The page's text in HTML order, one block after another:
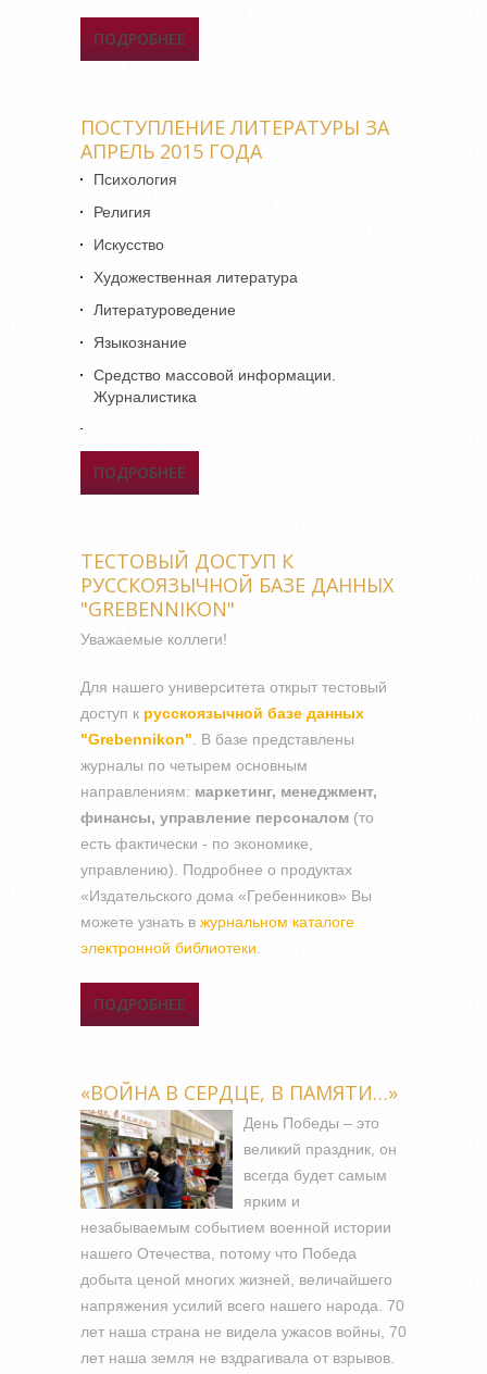
ПОДРОБНЕЕ
ЛИТЕРАТУРЫ ЗА МАЙ 2015
ПОСТУПЛЕНИЕ ЛИТЕРАТУРЫ ЗА
АПРЕЛЬ 2015 ГОДА
Психология
Религия
Искусство
Художественная литература
Литературоведение
Языкознание
Средство массовой информации.
Журналистика
ПОДРОБНЕЕ
ЛИТЕРАТУРЫ ЗА АПРЕЛЬ
ТЕСТОВЫЙ ДОСТУП К
РУССКОЯЗЫЧНОЙ БАЗЕ ДАННЫХ
"GREBENNIKON"
Уважаемые коллеги!
Для нашего университета открыт тестовый
доступ к русскоязычной базе данных
"Grebennikon" . В базе представлены
журналы по четырем основным
направлениям: маркетинг, менеджмент,
финансы, управление персоналом (то
есть фактически - по экономике,
управлению). Подробнее о продуктах
«Издательского дома «Гребенников» Вы
можете узнать в журнальном каталоге
электронной библиотеки
ПОДРОБНЕЕ
РУССКОЯЗЫЧНОЙ БАЗЕ
«ВОЙНА В СЕРДЦЕ, В ПАМЯТИ…»
День Победы – это
великий праздник, он
всегда будет самым
ярким и
незабываемым событием военной истории
нашего Отечества, потому что Победа
добыта ценой многих жизней, величайшего
напряжения усилий всего нашего народа. 70
лет наша страна не видела ужасов войны, 70
лет наша земля не вздрагивала от взрывов.